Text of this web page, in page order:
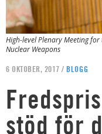
High-level Plenary Meeting
Nuclear Weapons
6 OKTOBER, 2017 / BLOGG
stöd för